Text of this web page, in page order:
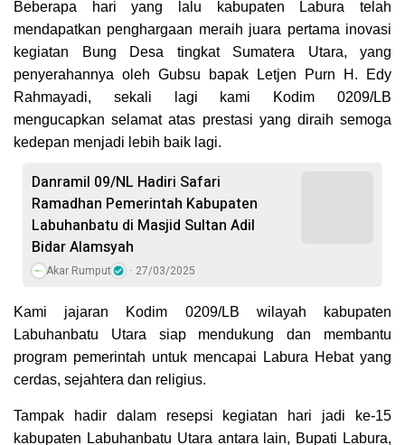
Beberapa hari yang lalu kabupaten Labura telah
mendapatkan penghargaan meraih juara pertama inovasi
kegiatan Bung Desa tingkat Sumatera Utara, yang
penyerahannya oleh Gubsu bapak Letjen Purn H. Edy
Rahmayadi, sekali lagi kami Kodim 0209/LB
mengucapkan selamat atas prestasi yang diraih semoga
kedepan menjadi lebih baik lagi.
Danramil 09/NL Hadiri Safari
Ramadhan Pemerintah Kabupaten
Labuhanbatu di Masjid Sultan Adil
Bidar Alamsyah
Akar Rumput 27/03/2025
Kami jajaran Kodim 0209/LB wilayah kabupaten
Labuhanbatu Utara siap mendukung dan membantu
program pemerintah untuk mencapai Labura Hebat yang
cerdas, sejahtera dan religius.
Tampak hadir dalam resepsi kegiatan hari jadi ke-15
kabupaten Labuhanbatu Utara antara lain, Bupati Labura,